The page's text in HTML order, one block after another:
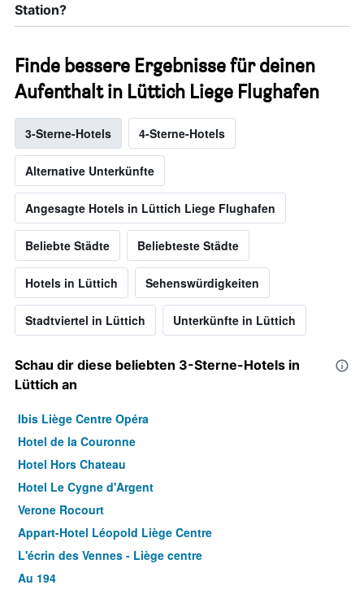
Station?
Finde bessere Ergebnisse für deinen
Aufenthalt in Lüttich Liege Flughafen
3-Sterne-Hotels 4-Sterne-Hotels
Alternative Unterkünfte
Angesagte Hotels in Lüttich Liege Flughafen
Beliebte Städte Beliebteste Städte
Hotels in Lüttich Sehenswürdigkeiten
Stadtviertel in Lüttich Unterkünfte in Lüttich
Schau dir diese beliebten 3-Sterne-Hotels in
Lüttich an
Ibis Liège Centre Opéra
Hotel de la Couronne
Hotel Hors Chateau
Hotel Le Cygne d'Argent
Verone Rocourt
Appart-Hotel Léopold Liège Centre
L'écrin des Vennes - Liège centre
Au 194